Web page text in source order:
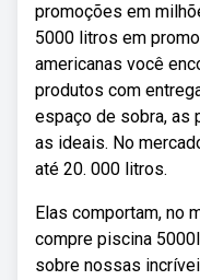
promoções em
5000 litros em
americanas você
produtos com
espaço de sobra, as
as ideais. No
até 20. 000 litros.
Elas comportam, no
compre piscina
sobre nossas